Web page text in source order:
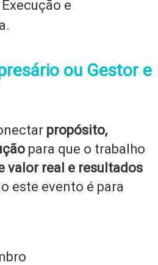
e
ou Gestor e
propósito,
para que o trabalho
valor real e resultados
este evento é para